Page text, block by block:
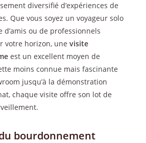
diversifié d’expériences de
Que vous soyez un voyageur solo
ou de professionnels
votre horizon, une visite
est un excellent moyen de
moins connue mais fascinante
jusqu’à la démonstration
chaque visite offre son lot de
bourdonnement